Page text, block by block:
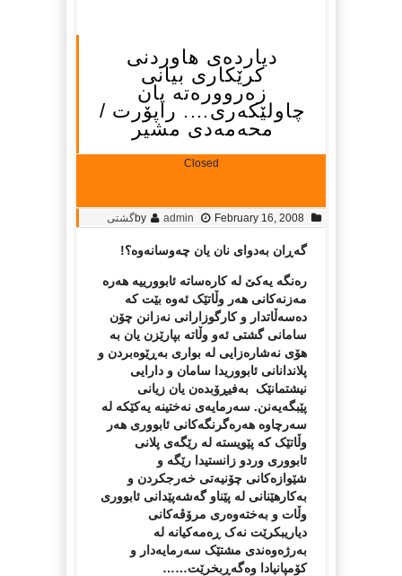
دیاردەى هاوردنى
کرێکارى بیانى
زەروورەتە یان
چاولێکەرى…. راپۆرت /
محەمەدى مشیر
Closed
by admin February 16, 2008 گشتی
گەڕان بەدواى نان یان چەوسانەوە؟!
رەنگە یەکێ لە کارەساتە ئابوورییە هەرە
مەزنەکانى هەر وڵاتێک ئەوە بێت کە
دەسەڵاتدار و کارگوزارانى نەزانن چۆن
سامانى گشتى ئەو وڵاتە بپارێزن یان بە
هۆى نەشارەزایى لە بوارى بەڕێوەبردن و
پلاندانانى ئابووریدا سامان و دارایى
نیشتمانێک بەفیڕۆبدەن یان زیانى
پێبگەیەنن. سەرمایەى نەختینە یەکێکە لە
سەرچاوە هەرەگرنگەکانى ئابووری هەر
وڵاتێک کە پێویستە لە رێگەى پلانى
ئابوورى وردو زانستیدا رێگە و
شێوازەکانى چۆنیەتى خەرجکردن و
بەکارهێنانى لە پێناو گەشەپێدانى ئابوورى
وڵات و بەختەوەرى مرۆڤەکانى
دیاریبکرێت نەک ڕەمەکیانە لە
بەرژەوەندى مشتێک سەرمایەدار و
کۆمپانیادا وەگەڕبخرێت……